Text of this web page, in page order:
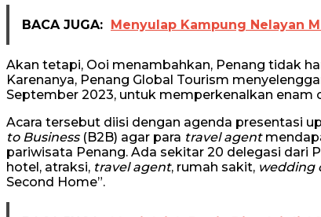
BACA JUGA: Menyulap Kampung Nelayan
Akan tetapi, Ooi menambahkan, Penang tidak
Karenanya, Penang Global Tourism
September 2023, untuk memperkenalkan enam
Acara tersebut diisi dengan agenda presentasi
to Business(B2B) agar para travel agent
pariwisata Penang. Ada sekitar 20 delegasi dari
hotel, atraksi, travel agent, rumah sakit, wedding
Second Home”.